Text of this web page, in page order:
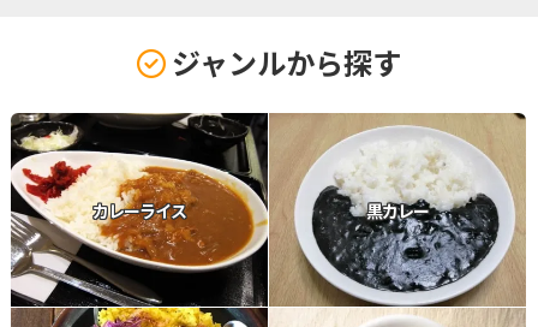
ジャンルから探す
カレーライス 黒カレー